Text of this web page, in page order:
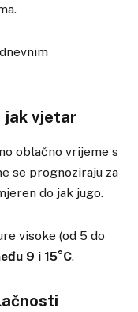
jak vjetar
oblačno vrijeme s
se prognoziraju za
do jak jugo.
visoke (od 5 do
9 i 15°C.